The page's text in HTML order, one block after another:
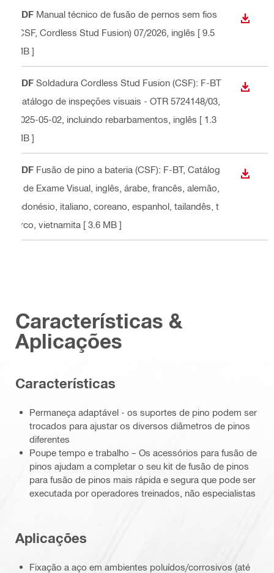
PDF Manual técnico de fusão de pernos sem fios
(CSF, Cordless Stud Fusion) 07/2026 , inglês [ 9.5
MB ]
PDF Soldadura Cordless Stud Fusion (CSF): F-BT
Catálogo de inspeções visuais - OTR 5724148/03,
2025-05-02, incluindo rebarbamentos , inglês [ 1.3
MB ]
PDF Fusão de pino a bateria (CSF): F-BT, Catálog
o de Exame Visual , inglês, árabe, francês, alemão,
indonésio, italiano, coreano, espanhol, tailandês, t
urco, vietnamita [ 3.6 MB ]
Características &
Aplicações
Características
Permaneça adaptável - os suportes de pino podem ser
trocados para ajustar os diversos diâmetros de pinos
diferentes
Poupe tempo e trabalho – Os acessórios para fusão de
pinos ajudam a completar o seu kit de fusão de pinos
para fusão de pinos mais rápida e segura que pode ser
executada por operadores treinados, não especialistas
Aplicações
Fixação a aço em ambientes poluídos/corrosivos (até